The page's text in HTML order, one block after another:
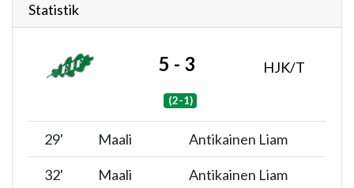
Statistik
5 - 3 HJK/T
(2-1)
29' Maali Antikainen Liam
32' Maali Antikainen Liam